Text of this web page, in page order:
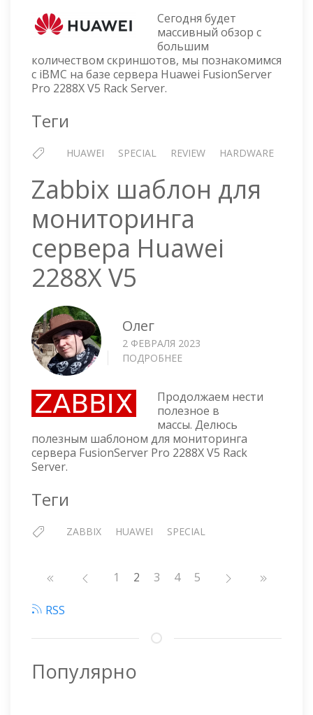
—
БОЛЬШОЙ
ОБЗОР
Сегодня будет
массивный обзор с
большим
количеством скриншотов, мы познакомимся
с iBMC на базе сервера Huawei FusionServer
Pro 2288X V5 Rack Server.
Теги
HUAWEI SPECIAL REVIEW HARDWARE
Zabbix шаблон для
мониторинга
сервера Huawei
2288X V5
Олег
2 ФЕВРАЛЯ 2023
ПОДРОБНЕЕ
ДЛЯ
МОНИТОРИНГА
СЕРВЕРА
HUAWEI
2288X
Продолжаем нести
полезное в
массы. Делюсь
полезным шаблоном для мониторинга
сервера FusionServer Pro 2288X V5 Rack
Server.
Теги
ZABBIX HUAWEI SPECIAL
Нумерация
Страница
1 2 Страница
3 Страница
4 Страница
5
RSS
Популярно